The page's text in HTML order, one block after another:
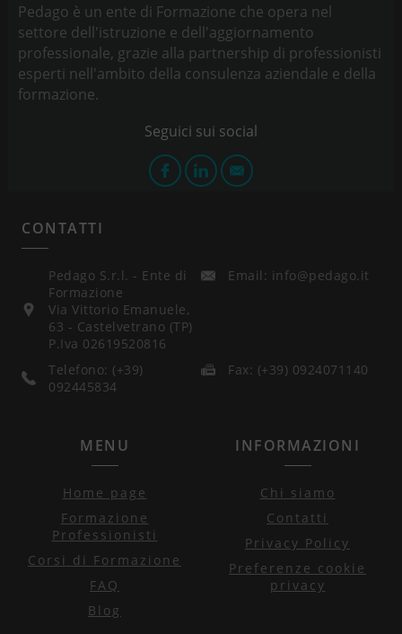
Pedago è un ente di Formazione che opera nel
settore dell'istruzione e dell'aggiornamento
professionale, grazie alla partnership di professionisti
esperti nell'ambito della consulenza aziendale e della
formazione.
CONTATTI
Pedago S.r.l. - Ente di
Formazione
Via Vittorio Emanuele,
63 - Castelvetrano (TP)
P.Iva 02619520816
Email: info@pedago.it
Telefono: (+39)
092445834
Fax: (+39) 0924071140
MENU
Home page
Formazione
Professionisti
Corsi di Formazione
FAQ
Blog
INFORMAZIONI
Chi siamo
Contatti
Privacy Policy
Preferenze cookie
privacy